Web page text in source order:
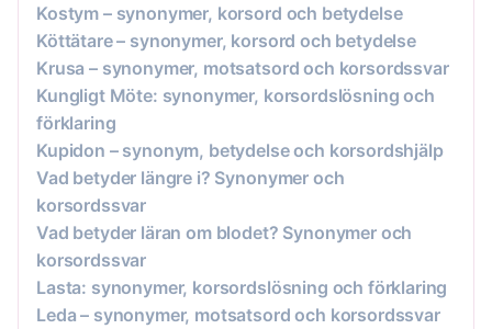
Kostym – synonymer, korsord och betydelse
Köttätare – synonymer, korsord och betydelse
Krusa – synonymer, motsatsord och korsordssvar
Kungligt Möte: synonymer, korsordslösning och
förklaring
Kupidon – synonym, betydelse och korsordshjälp
Vad betyder längre i? Synonymer och
korsordssvar
Vad betyder läran om blodet? Synonymer och
korsordssvar
Lasta: synonymer, korsordslösning och förklaring
Leda – synonymer, motsatsord och korsordssvar